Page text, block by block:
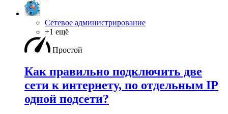
Сетевое администрирование
+1 ещё
Простой
Как правильно подключить две
сети к интернету, по отдельным IP
одной подсети?